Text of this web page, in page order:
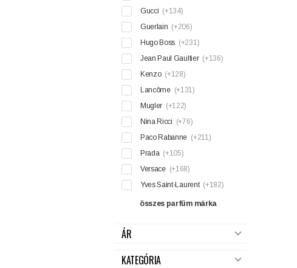
Gucci (+134)
Guerlain (+206)
Hugo Boss (+231)
Jean Paul Gaultier (+136)
Kenzo (+128)
Lancôme (+131)
Mugler (+122)
Nina Ricci (+76)
Paco Rabanne (+211)
Prada (+105)
Versace (+168)
Yves Saint-Laurent (+182)
összes parfüm márka
ÁR
KATEGÓRIA